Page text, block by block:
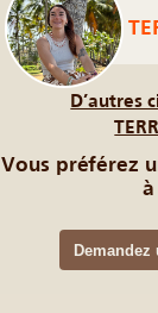
D’autres
Vous préférez